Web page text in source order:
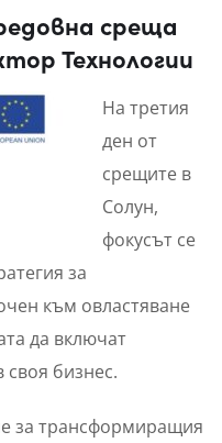
среща
Технологии
На третия
ден от
срещите в
Солун,
фокусът се
за
към овластяване
да включат
своя бизнес.
за трансформиращия